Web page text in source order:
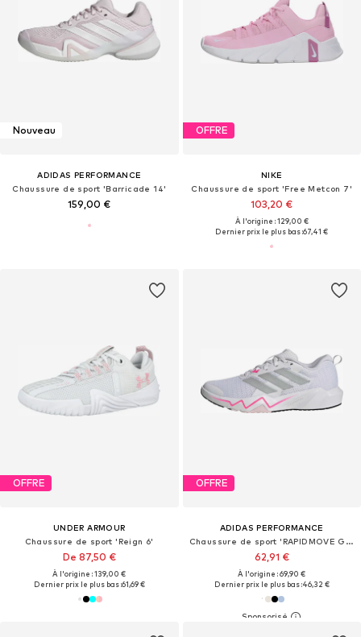
Nouveau
ADIDAS PERFORMANCE
Chaussure de sport 'Barricade 14'
159,00 €
OFFRE
NIKE
Chaussure de sport 'Free Metcon 7'
103,20 €
À l'origine : 129,00 €
Dernier prix le plus bas :67,41 €
OFFRE
UNDER ARMOUR
Chaussure de sport 'Reign 6'
De 87,50 €
À l'origine : 139,00 €
Dernier prix le plus bas :61,69 €
OFFRE
ADIDAS PERFORMANCE
Chaussure de sport 'RAPIDMOVE GO'
62,91 €
À l'origine : 69,90 €
Dernier prix le plus bas :46,32 €